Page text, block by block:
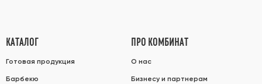
КАТАЛОГ
Готовая продукция
Барбекю
ПРО КОМБИНАТ
О нас
Бизнесу и партнерам